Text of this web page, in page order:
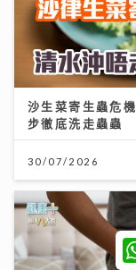
沙生菜寄生蟲危
步徹底洗走蟲蟲
30/07/2026